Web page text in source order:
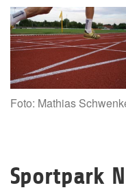
Foto: Mathias
Sportpark